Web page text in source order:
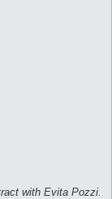
with Evita Pozzi.